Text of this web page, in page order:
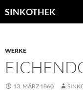
Inhalt
SINKOTHEK
WERKE
13. MÄRZ 1860